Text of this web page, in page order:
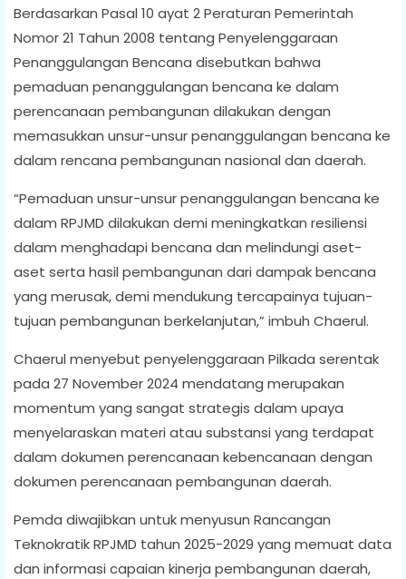
Berdasarkan Pasal 10 ayat 2 Peraturan Pemerintah
Nomor 21 Tahun 2008 tentang Penyelenggaraan
Penanggulangan Bencana disebutkan bahwa
pemaduan penanggulangan bencana ke dalam
perencanaan pembangunan dilakukan dengan
memasukkan unsur-unsur penanggulangan bencana ke
dalam rencana pembangunan nasional dan daerah.
“Pemaduan unsur-unsur penanggulangan bencana ke
dalam RPJMD dilakukan demi meningkatkan resiliensi
dalam menghadapi bencana dan melindungi aset-
aset serta hasil pembangunan dari dampak bencana
yang merusak, demi mendukung tercapainya tujuan-
tujuan pembangunan berkelanjutan,” imbuh Chaerul.
Chaerul menyebut penyelenggaraan Pilkada serentak
pada 27 November 2024 mendatang merupakan
momentum yang sangat strategis dalam upaya
menyelaraskan materi atau substansi yang terdapat
dalam dokumen perencanaan kebencanaan dengan
dokumen perencanaan pembangunan daerah.
Pemda diwajibkan untuk menyusun Rancangan
Teknokratik RPJMD tahun 2025-2029 yang memuat data
dan informasi capaian kinerja pembangunan daerah,